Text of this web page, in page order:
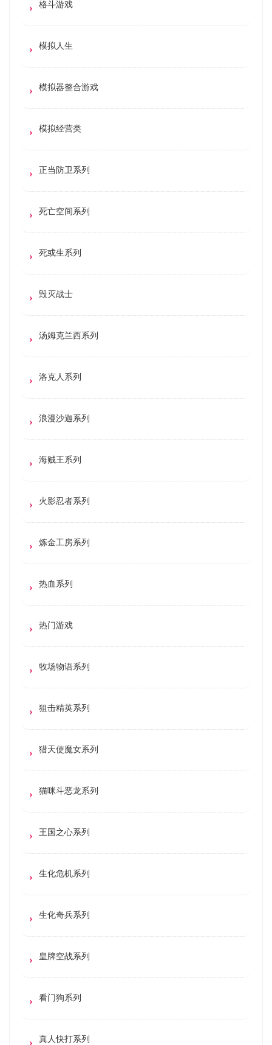
格斗游戏
模拟人生
模拟器整合游戏
模拟经营类
正当防卫系列
死亡空间系列
死或生系列
毁灭战士
汤姆克兰西系列
洛克人系列
浪漫沙迦系列
海贼王系列
火影忍者系列
炼金工房系列
热血系列
热门游戏
牧场物语系列
狙击精英系列
猎天使魔女系列
猫咪斗恶龙系列
王国之心系列
生化危机系列
生化奇兵系列
皇牌空战系列
看门狗系列
真人快打系列